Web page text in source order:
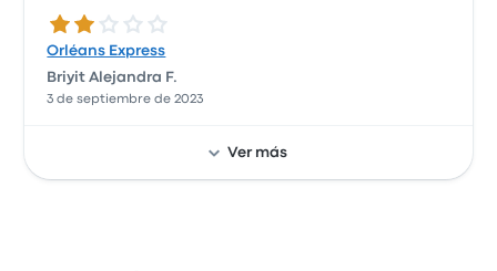
2.0 de 5 estrellas
Orléans Express
Briyit Alejandra F.
3 de septiembre de 2023
Ver más